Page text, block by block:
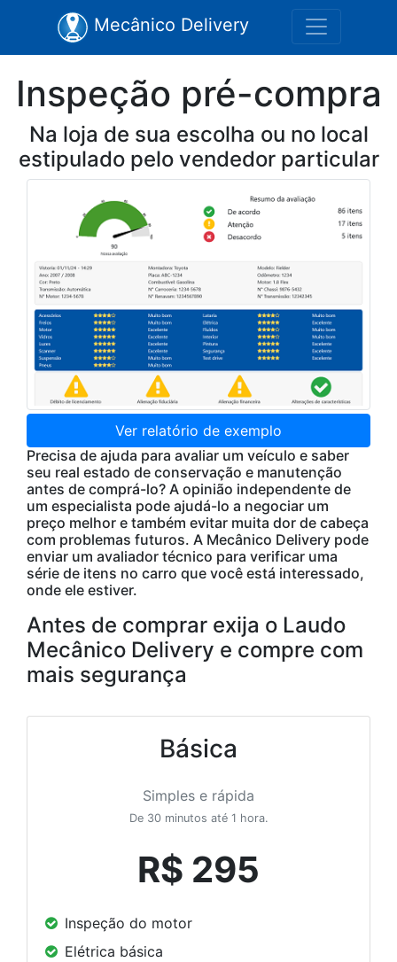
Mecânico Delivery
Inspeção pré-compra
Na loja de sua escolha ou no local
estipulado pelo vendedor particular
Ver relatório de exemplo
Precisa de ajuda para avaliar um veículo e saber
seu real estado de conservação e manutenção
antes de comprá-lo? A opinião independente de
um especialista pode ajudá-lo a negociar um
preço melhor e também evitar muita dor de cabeça
com problemas futuros. A Mecânico Delivery pode
enviar um avaliador técnico para verificar uma
série de itens no carro que você está interessado,
onde ele estiver.
Antes de comprar exija o Laudo
Mecânico Delivery e compre com
mais segurança
Básica
Simples e rápida
De 30 minutos até 1 hora.
R$ 295
Inspeção do motor
Elétrica básica